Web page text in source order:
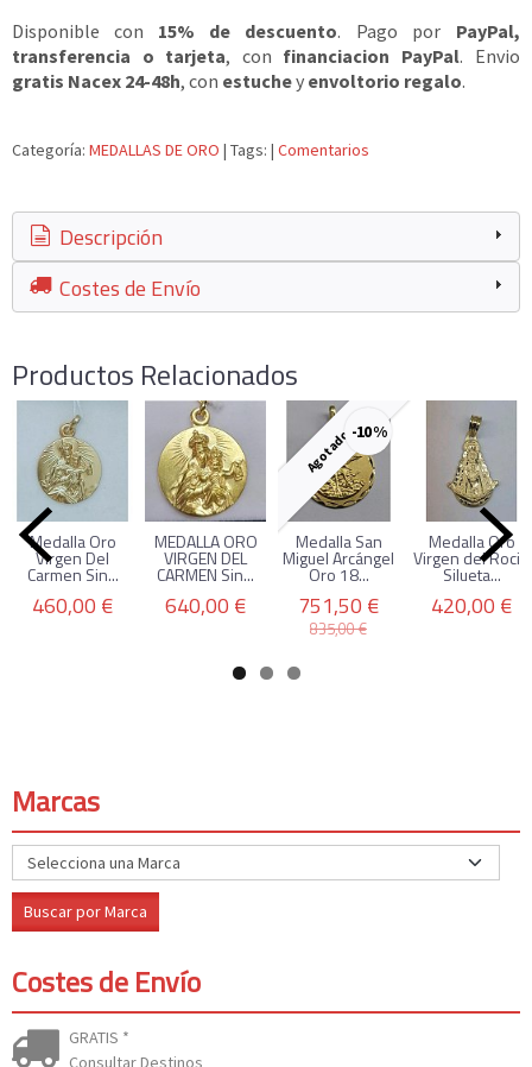
Marcas
Costes de Envío
GRATIS *
Consultar Destinos
Disponible con 15% de descuento. Pago por PayPal,
transferencia o tarjeta, con financiacion PayPal. Envio
gratis Nacex 24-48h, con estuchey envoltorio regalo.
Categoría: MEDALLAS DE ORO | Tags: | Comentarios
Descripción
Costes de Envío
Productos Relacionados
Medalla Oro
Virgen Del
Carmen Sin...
460,00 €
MEDALLA ORO
VIRGEN DEL
CARMEN Sin...
640,00 €
Agotado-10 %
Medalla San
Miguel Arcángel
Oro 18...
751,50 €
835,00 €
Medalla Oro
Virgen del Rocio
Silueta...
420,00 €